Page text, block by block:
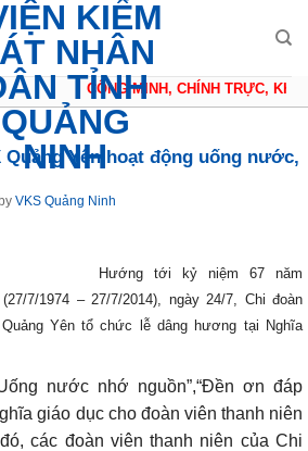
CÔNG MINH, CHÍNH TRỰC,
Quảng Yên hoạt động uống nước,
by VKS Quảng Ninh
Hướng tới kỷ niệm 67 năm
7/1974 – 27/7/2014), ngày 24/7, Chi đoàn
Yên tổ chức lễ dâng hương tại Nghĩa
nước nhớ nguồn”,“Đền ơn đáp
giáo dục cho đoàn viên thanh niên
đó,các đoàn viên thanh niên của Chi